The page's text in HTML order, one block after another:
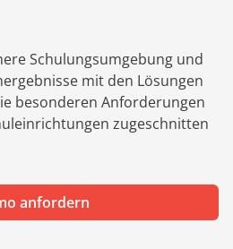
Schulungsumgebung und
mit den Lösungen
besonderen Anforderungen
zugeschnitten
anfordern